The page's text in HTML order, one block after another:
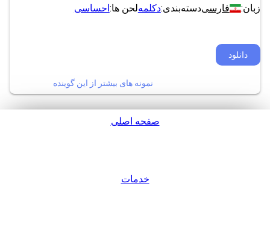
زبان:
فارسیدسته‌بندی:دکلمهلحن ها:احساسی
دانلود
نمونه های بیشتر از این گوینده
صفحه اصلی
خدمات